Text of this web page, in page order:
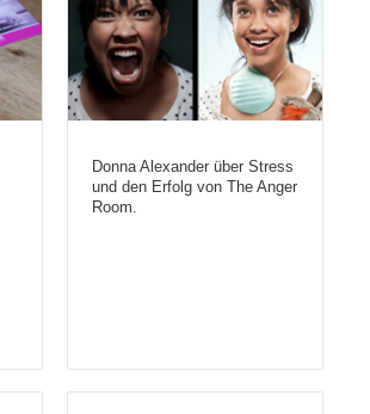
Donna Alexander über Stress
und den Erfolg von The Anger
Room.